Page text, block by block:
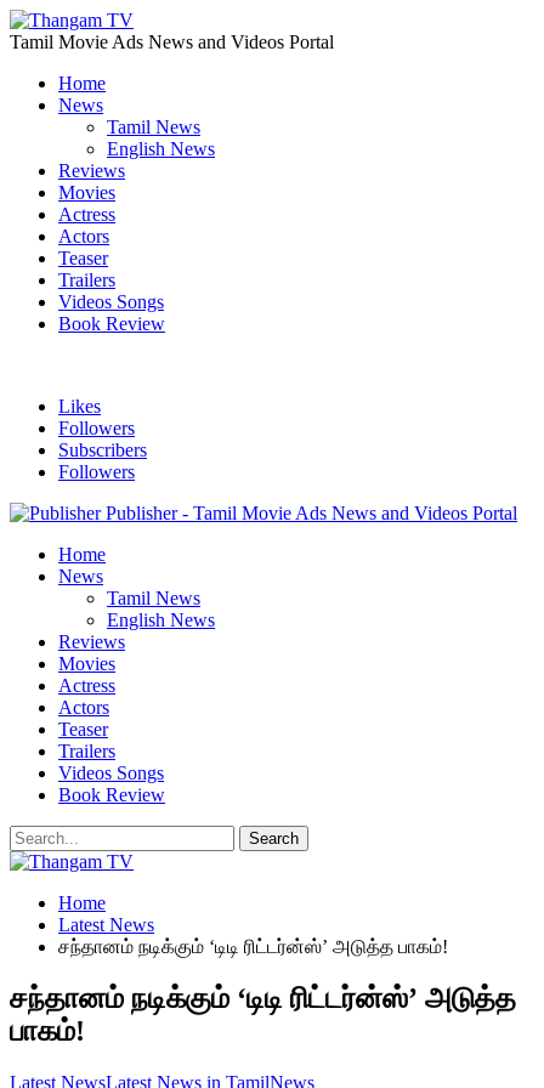
Tamil Movie Ads News and Videos Portal
Home
News
Tamil News
English News
Reviews
Movies
Actress
Actors
Teaser
Trailers
Videos Songs
Book Review
Likes
Followers
Subscribers
Followers
Publisher - Tamil Movie Ads News and Videos Portal
Home
News
Tamil News
English News
Reviews
Movies
Actress
Actors
Teaser
Trailers
Videos Songs
Book Review
Home
Latest News
சந்தானம் நடிக்கும் ‘டிடி ரிட்டர்ன்ஸ்’ அடுத்த பாகம்!
சந்தானம் நடிக்கும் ‘டிடி ரிட்டர்ன்ஸ்’ அடுத்த
பாகம்!
Latest NewsLatest News in TamilNews